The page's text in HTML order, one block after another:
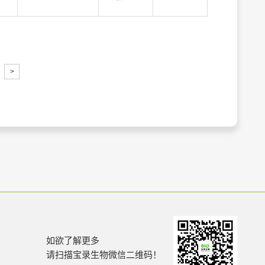
>
如欲了解更多
请扫描宝录生物微信二维码！